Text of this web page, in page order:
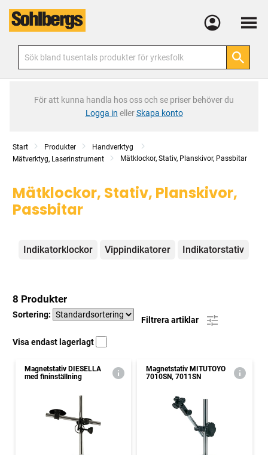
Meny
För att kunna handla hos oss och se priser behöver du
Logga in ellerSkapa konto
Start Produkter
Handverktyg
Mätverktyg, Laserinstrument
Mätklockor, Stativ, Planskivor, Passbitar
Mätklockor, Stativ, Planskivor,
Passbitar
Kategorier
Indikatorklockor Vippindikatorer Indikatorstativ
8 Produkter
Sortering:
Filtrera artiklar
Visa endast lagerlagt
Magnetstativ DIESELLA
med fininställning
Magnetstativ MITUTOYO
7010SN, 7011SN